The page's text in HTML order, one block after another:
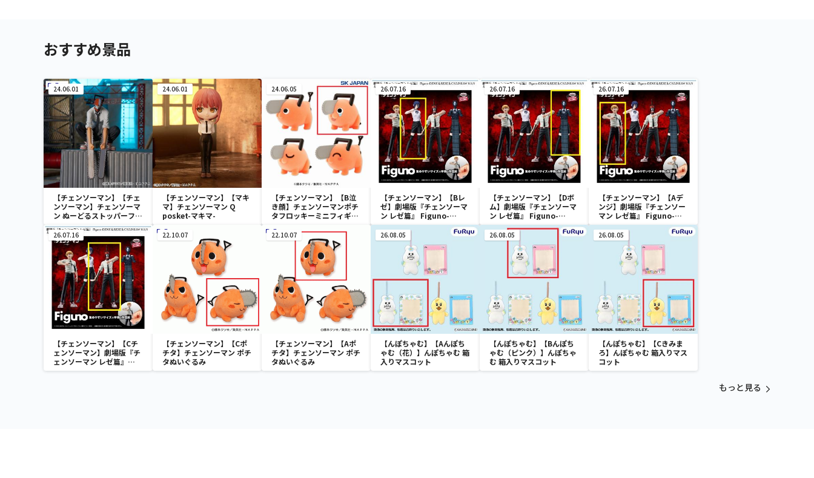
おすすめ景品
24.06.01
【チェンソーマン】【チェ
ンソーマン】チェンソーマ
ン ぬーどるストッパーフィ
ギュアーチェンソーマンー
24.06.01
【チェンソーマン】【マキ
マ】チェンソーマン Q
posket-マキマ-
24.06.05
【チェンソーマン】【B泣
き顔】チェンソーマンポチ
タフロッキーミニフィギュ
26.07.16
【チェンソーマン】【Bレ
ゼ】劇場版『チェンソーマ
ン レゼ篇』 Figuno-
DENJI＆REZE＆
CHAINSAW MAN＆BOMB-
26.07.16
【チェンソーマン】【Dボ
ム】劇場版『チェンソーマ
ン レゼ篇』 Figuno-
DENJI＆REZE＆
CHAINSAW MAN＆BOMB-
26.07.16
【チェンソーマン】【Aデ
ンジ】劇場版『チェンソー
マン レゼ篇』 Figuno-
DENJI＆REZE＆
CHAINSAW MAN＆BOMB-
26.07.16
【チェンソーマン】【Cチ
ェンソーマン】劇場版『チ
ェンソーマン レゼ篇』
Figuno-DENJI＆REZE＆
22.10.07
【チェンソーマン】【Cポ
チタ】チェンソーマン ポチ
タぬいぐるみ
22.10.07
【チェンソーマン】【Aポ
チタ】チェンソーマン ポチ
タぬいぐるみ
26.08.05
【んぽちゃむ】【Aんぽち
ゃむ（花）】んぽちゃむ 箱
入りマスコット
26.08.05
【んぽちゃむ】【Bんぽち
ゃむ（ピンク）】んぽちゃ
む 箱入りマスコット
26.08.05
【んぽちゃむ】【Cきみま
ろ】んぽちゃむ 箱入りマス
コット
もっと見る